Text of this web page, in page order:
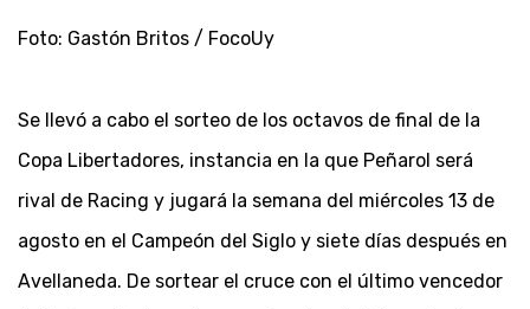
Foto: Gastón Britos / FocoUy
Se llevó a cabo el sorteo de los octavos de final de la
Copa Libertadores, instancia en la que Peñarol será
rival de Racing y jugará la semana del miércoles 13 de
agosto en el Campeón del Siglo y siete días después en
Avellaneda. De sortear el cruce con el último vencedor